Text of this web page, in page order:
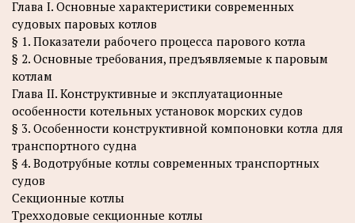
Глава I. Основные характеристики современных
судовых паровых котлов
§ 1. Показатели рабочего процесса парового котла
§ 2. Основные требования, предъявляемые к паровым
котлам
Глава II. Конструктивные и эксплуатационные
особенности котельных установок морских судов
§ 3. Особенности конструктивной компоновки котла для
транспортного судна
§ 4. Водотрубные котлы современных транспортных
судов
Секционные котлы
Трехходовые секционные котлы